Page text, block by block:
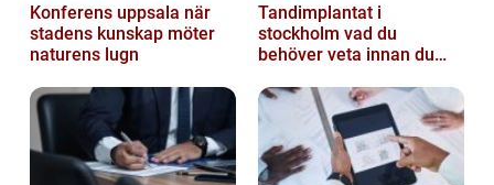
Konferens uppsala när
stadens kunskap möter
naturens lugn
Tandimplantat i
stockholm vad du
behöver veta innan du